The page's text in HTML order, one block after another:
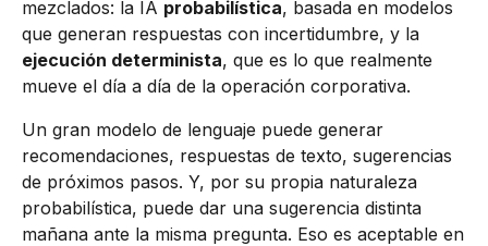
mezclados: la IA probabilística, basada en modelos
que generan respuestas con incertidumbre, y la
ejecución determinista, que es lo que realmente
mueve el día a día de la operación corporativa.
Un gran modelo de lenguaje puede generar
recomendaciones, respuestas de texto, sugerencias
de próximos pasos. Y, por su propia naturaleza
probabilística, puede dar una sugerencia distinta
mañana ante la misma pregunta. Eso es aceptable en